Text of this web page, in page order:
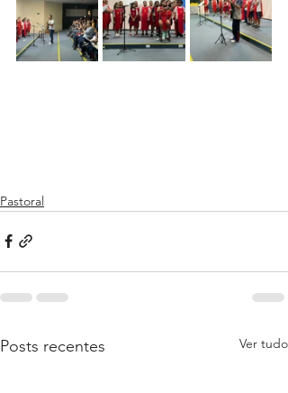
Pastoral
Posts recentes Ver tudo